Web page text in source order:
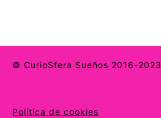
© CurioSfera Sueños 2016-2023
Política de cookies